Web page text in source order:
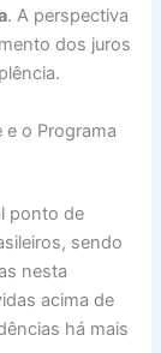
. A perspectiva
dos juros
e o Programa
ponto de
sendo
nesta
acima de
há mais